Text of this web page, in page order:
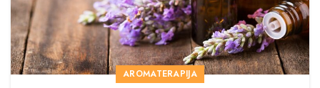
AROMATERAPIJA